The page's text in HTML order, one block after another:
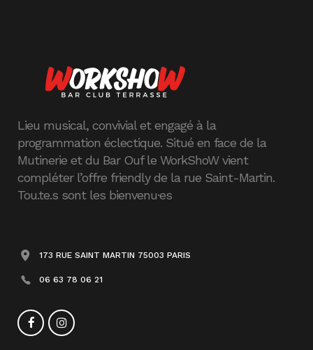
Lieu musical, convivial et engagé à la
programmation éclectique. Situé en face de la
Mutinerie et du Bar Ouf le WorkShoW vient
compléter l’offre friendly de la rue Saint-Martin.
Tou.te.s sont les bienvenu·es
173 RUE SAINT MARTIN 75003 PARIS
06 63 78 06 21